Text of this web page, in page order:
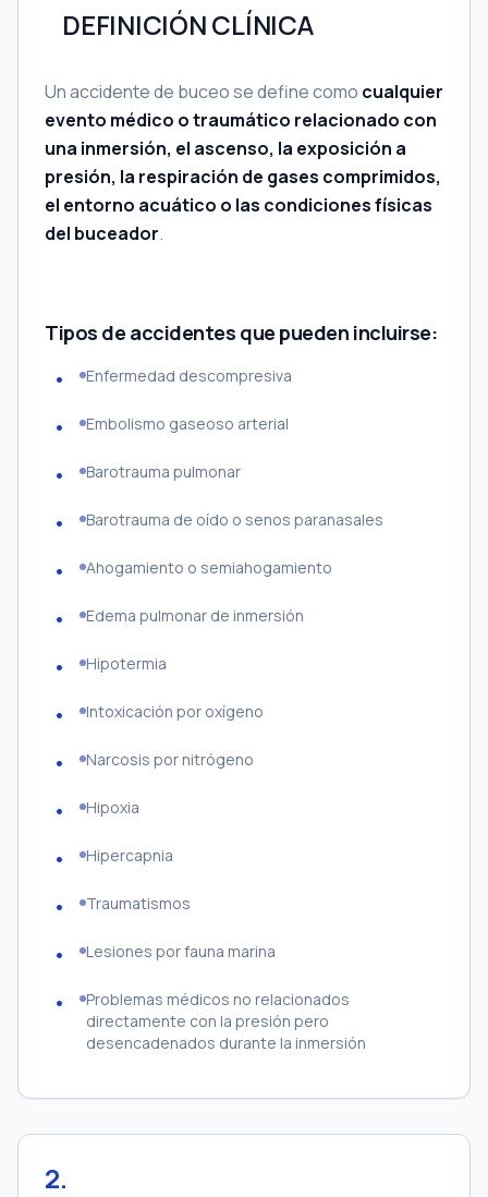
DEFINICIÓN CLÍNICA
Un accidente de buceo se define como cualquier
evento médico o traumático relacionado con
una inmersión, el ascenso, la exposición a
presión, la respiración de gases comprimidos,
el entorno acuático o las condiciones físicas
del buceador.
Tipos de accidentes que pueden incluirse:
Enfermedad descompresiva
Embolismo gaseoso arterial
Barotrauma pulmonar
Barotrauma de oído o senos paranasales
Ahogamiento o semiahogamiento
Edema pulmonar de inmersión
Hipotermia
Intoxicación por oxígeno
Narcosis por nitrógeno
Hipoxia
Hipercapnia
Traumatismos
Lesiones por fauna marina
Problemas médicos no relacionados
directamente con la presión pero
desencadenados durante la inmersión
2.